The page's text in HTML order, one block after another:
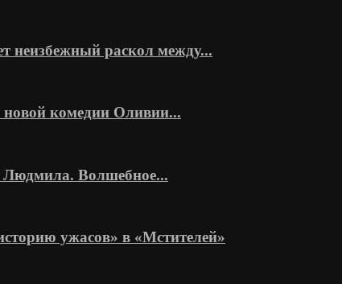
неизбежный раскол между...
комедии Оливии...
Волшебное...
ужасов» в «Мстителей»